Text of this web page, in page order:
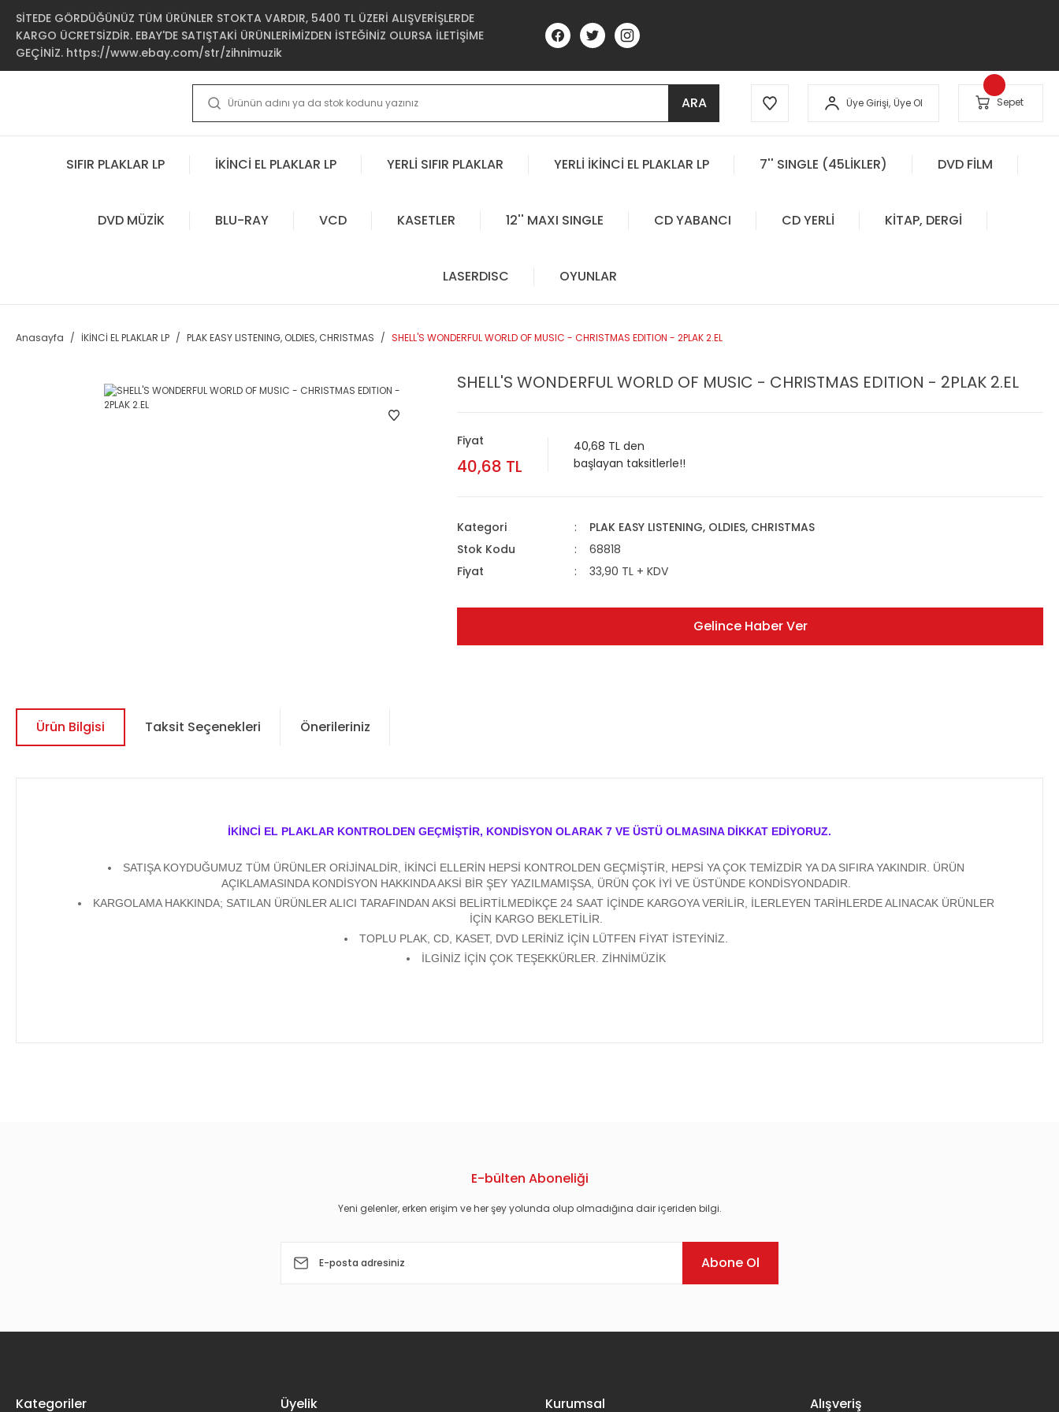
SİTEDE GÖRDÜĞÜNÜZ TÜM ÜRÜNLER STOKTA VARDIR, 5400 TL ÜZERİ ALIŞVERİŞLERDE
KARGO ÜCRETSİZDİR. EBAY'DE SATIŞTAKİ ÜRÜNLERİMİZDEN İSTEĞİNİZ OLURSA İLETİŞİME
GEÇİNİZ. https://www.ebay.com/str/zihnimuzik
ARA Üye Girişi, Üye Ol Sepet
SIFIR PLAKLAR LP İKİNCİ EL PLAKLAR LP YERLİ SIFIR PLAKLAR YERLİ İKİNCİ EL PLAKLAR LP 7'' SINGLE (45LİKLER) DVD FİLM
DVD MÜZİK BLU-RAY VCD KASETLER 12'' MAXI SINGLE CD YABANCI CD YERLİ KİTAP, DERGİ
LASERDISC OYUNLAR
Anasayfa İKİNCİ EL PLAKLAR LP PLAK EASY LISTENING, OLDIES, CHRISTMAS SHELL'S WONDERFUL WORLD OF MUSIC - CHRISTMAS EDITION - 2PLAK 2.EL
SHELL'S WONDERFUL WORLD OF MUSIC - CHRISTMAS EDITION - 2PLAK 2.EL
Fiyat
40,68 TL
40,68 TL den
başlayan taksitlerle!!
Kategori
PLAK EASY LISTENING, OLDIES, CHRISTMAS
Stok Kodu
68818
Fiyat
33,90 TL + KDV
Gelince Haber Ver
Ürün Bilgisi Taksit Seçenekleri Önerileriniz
İKİNCİ EL PLAKLAR KONTROLDEN GEÇMİŞTİR, KONDİSYON OLARAK 7 VE ÜSTÜ OLMASINA DİKKAT EDİYORUZ.
SATIŞA KOYDUĞUMUZ TÜM ÜRÜNLER ORİJİNALDİR, İKİNCİ ELLERİN HEPSİ KONTROLDEN GEÇMİŞTİR, HEPSİ YA ÇOK TEMİZDİR YA DA SIFIRA YAKINDIR. ÜRÜN
AÇIKLAMASINDA KONDİSYON HAKKINDA AKSİ BİR ŞEY YAZILMAMIŞSA, ÜRÜN ÇOK İYİ VE ÜSTÜNDE KONDİSYONDADIR.
KARGOLAMA HAKKINDA; SATILAN ÜRÜNLER ALICI TARAFINDAN AKSİ BELİRTİLMEDİKÇE 24 SAAT İÇİNDE KARGOYA VERİLİR, İLERLEYEN TARİHLERDE ALINACAK ÜRÜNLER
İÇİN KARGO BEKLETİLİR.
TOPLU PLAK, CD, KASET, DVD LERİNİZ İÇİN LÜTFEN FİYAT İSTEYİNİZ.
İLGİNİZ İÇİN ÇOK TEŞEKKÜRLER. ZİHNİMÜZİK
E-bülten Aboneliği
Yeni gelenler, erken erişim ve her şey yolunda olup olmadığına dair içeriden bilgi.
Abone Ol
Kategoriler Üyelik Kurumsal Alışveriş